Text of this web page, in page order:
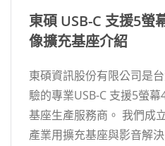
東碩 USB-C 支援5螢
像擴充基座介紹
東碩資訊股份有限公司是
驗的專業USB-C 支援5螢
基座生產服務商。 我們成
產業用擴充基座與影音解